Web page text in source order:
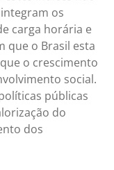
os
carga horária e
que o Brasil esta
o crescimento
social.
públicas
do
dos